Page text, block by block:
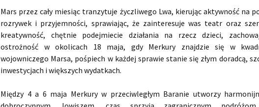
Mars przez cały miesiąc tranzytuje życzliwego Lwa, kierując aktywność na
rozrywek i przyjemności, sprawiając, że zainteresuje was teatr oraz
kreatywność, chętnie podejmiecie działania na rzecz dzieci,
ostrożność w okolicach 18 maja, gdy Merkury znajdzie się w
wojowniczego Marsa, pośpiech w każdej sprawie stanie się złym doradcą,
inwestycjach i większych wydatkach.
Między 4 a 6 maja Merkury w przeciwległym Baranie utworzy